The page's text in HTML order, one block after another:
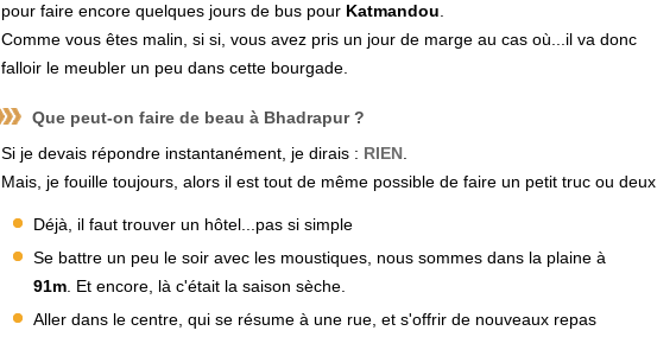
pour faire encore quelques jours de bus pour Katmandou
Comme vous êtes malin, si si, vous avez pris un jour de marge au cas où...il va donc
falloir le meubler un peu dans cette bourgade.
Que peut-on faire de beau à Bhadrapur ?
Si je devais répondre instantanément, je dirais : RIEN
Mais, je fouille toujours, alors il est tout de même possible de faire un petit truc ou deux.
Déjà, il faut trouver un hôtel...pas si simple
Se battre un peu le soir avec les moustiques, nous sommes dans la plaine à
91m . Et encore, là c'était la saison sèche.
Aller dans le centre, qui se résume à une rue, et s'offrir de nouveaux repas